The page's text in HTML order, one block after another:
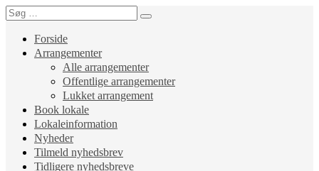
Forside
Arrangementer
Alle arrangementer
Offentlige arrangementer
Lukket arrangement
Book lokale
Lokaleinformation
Nyheder
Tilmeld nyhedsbrev
Tidligere nyhedsbreve